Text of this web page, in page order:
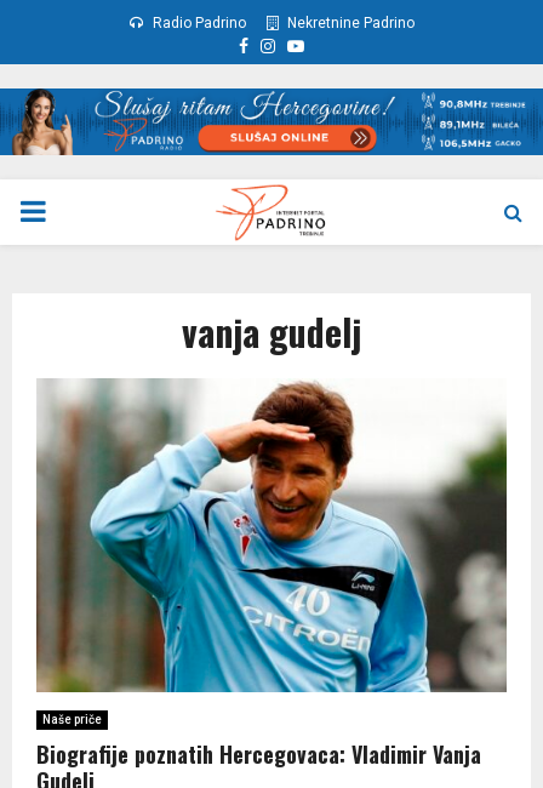
Radio Padrino Nekretnine Padrino
Facebook
Instagram
Youtube
PRIMARY
vanja gudelj
Naše priče
Biografije poznatih Hercegovaca: Vladimir Vanja
Gudelj